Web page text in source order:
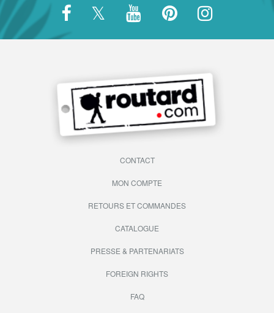
CONTACT
MON COMPTE
RETOURS ET COMMANDES
CATALOGUE
PRESSE & PARTENARIATS
FOREIGN RIGHTS
FAQ